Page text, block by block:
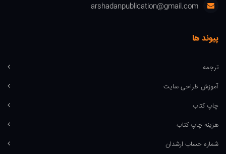
arshadanpublication@gmail.com
پیوند ها
ترجمه
آموزش طراحی سایت
چاپ کتاب
هزینه چاپ کتاب
شماره حساب ارشدان